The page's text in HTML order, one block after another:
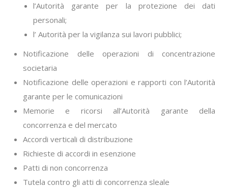
l’Autorità garante per la protezione dei dati
personali;
l’ Autorità per la vigilanza sui lavori pubblici;
Notificazione delle operazioni di concentrazione
societaria
Notificazione delle operazioni e rapporti con l’Autorità
garante per le comunicazioni
Memorie e ricorsi all’Autorità garante della
concorrenza e del mercato
Accordi verticali di distribuzione
Richieste di accordi in esenzione
Patti di non concorrenza
Tutela contro gli atti di concorrenza sleale